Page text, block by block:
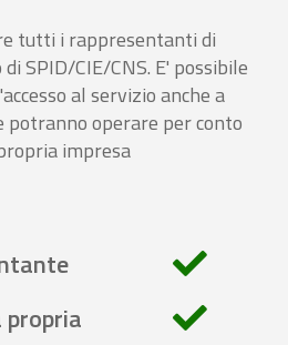
tutti i rappresentanti di
SPID/CIE/CNS. E' possibile
al servizio anche a
potranno operare per conto
impresa
propria